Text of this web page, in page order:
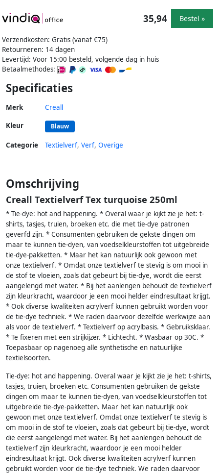
Verzendkosten: Gratis (vanaf €75)
Retourneren: 14 dagen
Levertijd: Voor 15:00 besteld, volgende dag in huis
Betaalmethodes:
35,94 Bestel »
Specificaties
Merk Creall
Kleur Blauw
Categorie Textielverf, Verf, Overige
Omschrijving
Creall Textielverf Tex turquoise 250ml
* Tie-dye: hot and happening. * Overal waar je kijkt zie je het: t-
shirts, tasjes, truien, broeken etc. die met tie-dye patronen
geverfd zijn. * Consumenten gebruiken de gekste dingen om
maar te kunnen tie-dyen, van voedselkleurstoffen tot uitgebreide
tie-dye-pakketten. * Maar het kan natuurlijk ook gewoon met
onze textielverf. * Omdat onze textielverf te stevig is om mooi in
de stof te vloeien, zoals dat gebeurt bij tie-dye, wordt die eerst
aangelengd met water. * Bij het aanlengen behoudt de textielverf
zijn kleurkracht, waardoor je een mooi helder eindresultaat krijgt.
* Ook diverse kwaliteiten acrylverf kunnen gebruikt worden voor
de tie-dye techniek. * We raden daarvoor dezelfde werkwijze aan
als voor de textielverf. * Textielverf op acrylbasis. * Gebruiksklaar.
* Te fixeren met een strijkijzer. * Lichtecht. * Wasbaar op 30C. *
Toepasbaar op nagenoeg alle synthetische en natuurlijke
textielsoorten.
Tie-dye: hot and happening. Overal waar je kijkt zie je het: t-shirts,
tasjes, truien, broeken etc. Consumenten gebruiken de gekste
dingen om maar te kunnen tie-dyen, van voedselkleurstoffen tot
uitgebreide tie-dye-pakketten. Maar het kan natuurlijk ook
gewoon met onze textielverf. Omdat onze textielverf te stevig is
om mooi in de stof te vloeien, zoals dat gebeurt bij tie-dye, wordt
die eerst aangelengd met water. Bij het aanlengen behoudt de
textielverf zijn kleurkracht, waardoor je een mooi helder
eindresultaat krijgt. Ook diverse kwaliteiten acrylverf kunnen
gebruikt worden voor de tie-dye techniek. We raden daarvoor